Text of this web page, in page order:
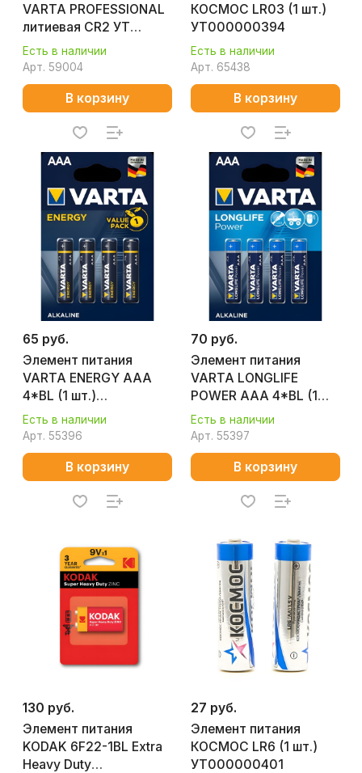
VARTA PROFESSIONAL
литиевая CR2 УТ
000004443
Есть в наличии
Арт. 59004
В корзину
КОСМОС LR03 (1 шт.)
УТ000000394
Есть в наличии
Арт. 65438
В корзину
65 руб.
Элемент питания
VARTA ENERGY AAA
4*BL (1 шт.)
УТ000003088
Есть в наличии
Арт. 55396
В корзину
70 руб.
Элемент питания
VARTA LONGLIFE
POWER AAA 4*BL (1
шт.) УТ000001139
Есть в наличии
Арт. 55397
В корзину
130 руб.
Элемент питания
KODAK 6F22-1BL Extra
Heavy Duty
27 руб.
Элемент питания
КОСМОС LR6 (1 шт.)
УТ000000401